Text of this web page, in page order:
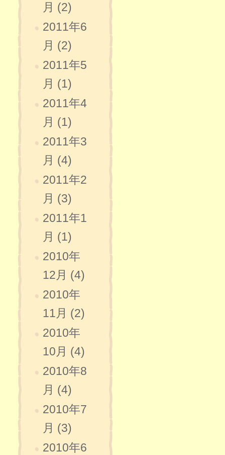
月 (2)
2011年6
月 (2)
2011年5
月 (1)
2011年4
月 (1)
2011年3
月 (4)
2011年2
月 (3)
2011年1
月 (1)
2010年
12月 (4)
2010年
11月 (2)
2010年
10月 (4)
2010年8
月 (4)
2010年7
月 (3)
2010年6